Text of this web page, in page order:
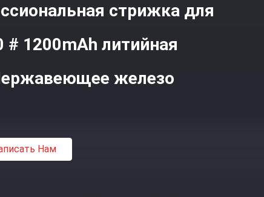
стрижка для
# 1200mAh литийная
железо
Нам